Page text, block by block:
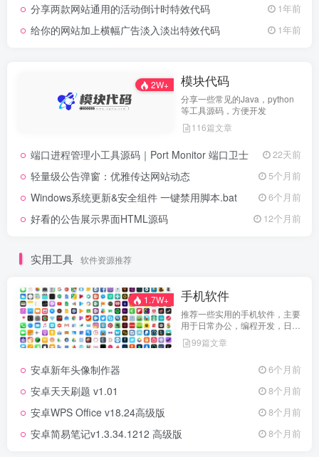
分享两款网站通用的活动倒计时特效代码 1年前
给你的网站加上横幅广告淡入淡出特效代码 1年前
2W+ 模块代码
分享一些常见的Java，python
等工具源码，方便开发
116篇文章
端口进程管理小工具源码｜Port Monitor 端口卫士 22天前
轻量级公告弹窗：优雅传达网站动态 5个月前
Windows系统更新&安全组件 一键禁用脚本.bat 6个月前
好看的公告展示界面HTML源码 12个月前
实用工具 软件资源推荐
1.7W+ 手机软件
推荐一些实用的手机软件，主要
用于日常办公，编程开发，日常
维护，娱乐等等
99篇文章
安卓新年头像制作器 6个月前
安卓天天刷题 v1.01 8个月前
安卓WPS Office v18.24高级版 8个月前
安卓简易笔记v1.3.34.1212 高级版 8个月前